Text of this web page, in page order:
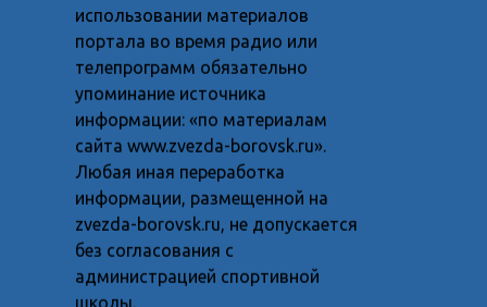
использовании материалов
портала во время радио или
телепрограмм обязательно
упоминание источника
информации: «по материалам
сайта www.zvezda-borovsk.ru».
Любая иная переработка
информации, размещенной на
zvezda-borovsk.ru, не допускается
без согласования с
администрацией спортивной
школы.